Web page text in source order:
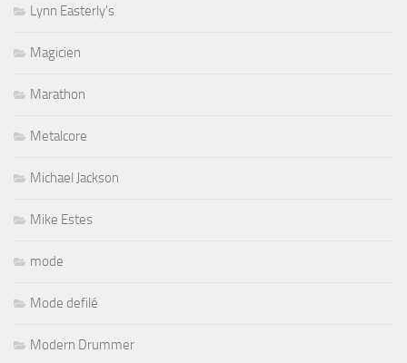
Lynn Easterly's
Magicien
Marathon
Metalcore
Michael Jackson
Mike Estes
mode
Mode defilé
Modern Drummer